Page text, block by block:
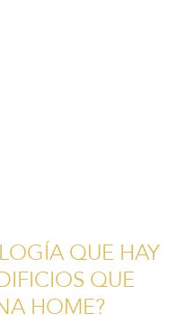
QUE HAY
QUE
HOME?